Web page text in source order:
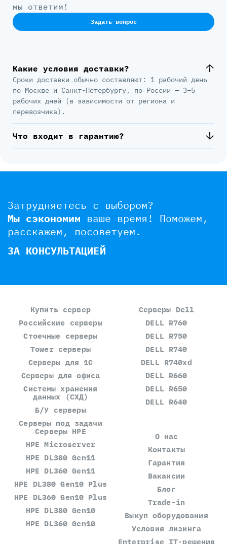
мы ответим!
Задать вопрос
Какие условия доставки?
Сроки доставки обычно составляют: 1 рабочий день
по Москве и Санкт-Петербургу, по России — 3–5
рабочих дней (в зависимости от региона и
перевозчика).
Что входит в гарантию?
Затрудняетесь с выбором?
Мы сэкономим ваше время! Поможем,
расскажем, посоветуем.
ЗА КОНСУЛЬТАЦИЕЙ
Купить сервер
Российские серверы
Стоечные серверы
Tower серверы
Серверы для 1С
Серверы для офиса
Системы хранения
данных (СХД)
Б/У серверы
Серверы под задачи
Серверы Dell
DELL R760
DELL R750
DELL R740
DELL R740xd
DELL R660
DELL R650
DELL R640
Серверы HPE
HPE Microserver
HPE DL380 Gen11
HPE DL360 Gen11
HPE DL380 Gen10 Plus
HPE DL360 Gen10 Plus
HPE DL380 Gen10
HPE DL360 Gen10
О нас
Контакты
Гарантия
Вакансии
Блог
Trade-in
Выкуп оборудования
Условия лизинга
Enterprise IT-решения